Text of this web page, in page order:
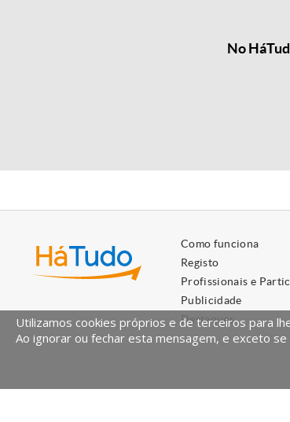
No
Como funciona
Registo
Profissionais e
Publicidade
Destaques
Utilizamos cookies próprios e de terceiros para
Ao ignorar ou fechar esta mensagem, e exceto